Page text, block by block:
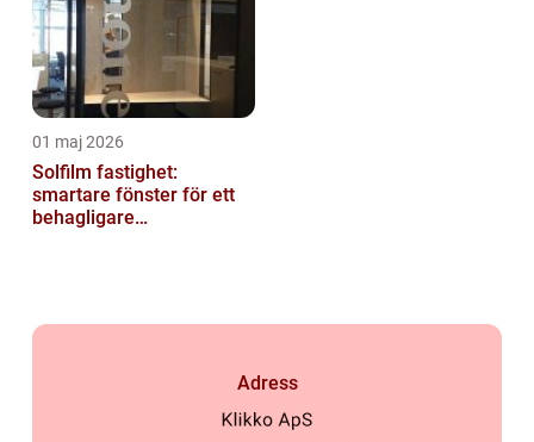
01 maj 2026
Solfilm fastighet:
smartare fönster för ett
behagligare
Adress